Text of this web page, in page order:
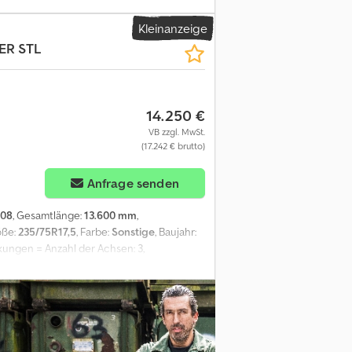
Kleinanzeige
STL
14.250 €
VB zzgl. MwSt.
(17.242 € brutto)
Anfrage senden
, Gesamtlänge:13.600 mm,
235/75R17,5, Farbe:Sonstige, Baujahr:
= Anzahl der Achsen: 3,
Vollständige chassis,
EBS, Aufbaubaujahr: 2008,
390 cm, Achstyp: BPW,
Kabine: Tag Kennzeichen:
Achskonfiguration Reifenmaß:
Reifen Profil links innnerhalb: 4